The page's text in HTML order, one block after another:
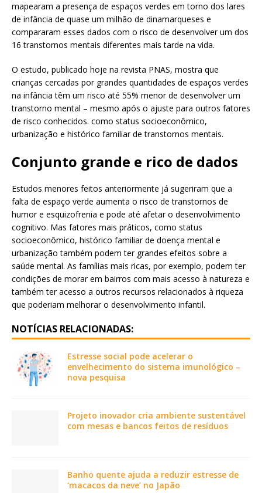
mapearam a presença de espaços verdes em torno dos lares
de infância de quase um milhão de dinamarqueses e
compararam esses dados com o risco de desenvolver um dos
16 transtornos mentais diferentes mais tarde na vida.
O estudo, publicado hoje na revista PNAS, mostra que
crianças cercadas por grandes quantidades de espaços verdes
na infância têm um risco até 55% menor de desenvolver um
transtorno mental – mesmo após o ajuste para outros fatores
de risco conhecidos. como status socioeconômico,
urbanização e histórico familiar de transtornos mentais.
Conjunto grande e rico de dados
Estudos menores feitos anteriormente já sugeriram que a
falta de espaço verde aumenta o risco de transtornos de
humor e esquizofrenia e pode até afetar o desenvolvimento
cognitivo. Mas fatores mais práticos, como status
socioeconômico, histórico familiar de doença mental e
urbanização também podem ter grandes efeitos sobre a
saúde mental. As famílias mais ricas, por exemplo, podem ter
condições de morar em bairros com mais acesso à natureza e
também ter acesso a outros recursos relacionados à riqueza
que poderiam melhorar o desenvolvimento infantil.
NOTÍCIAS RELACIONADAS:
Estresse social pode acelerar o
envelhecimento do sistema imunológico –
nova pesquisa
Projeto inovador cria ambiente sustentável
com mesas e bancos feitos de resíduos
Banho quente ajuda a reduzir estresse de
‘macacos da neve’ no Japão